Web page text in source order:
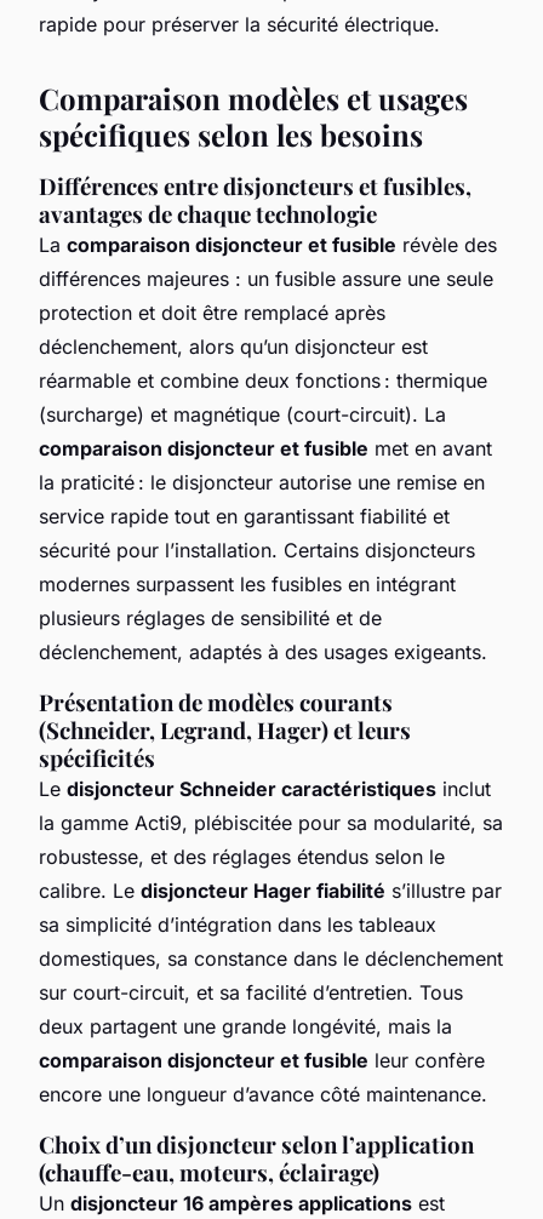
rapide pour préserver la sécurité électrique.
Comparaison modèles et usages
spécifiques selon les besoins
Différences entre disjoncteurs et fusibles,
avantages de chaque technologie
La comparaison disjoncteur et fusible révèle des
différences majeures : un fusible assure une seule
protection et doit être remplacé après
déclenchement, alors qu’un disjoncteur est
réarmable et combine deux fonctions : thermique
(surcharge) et magnétique (court-circuit). La
comparaison disjoncteur et fusible met en avant
la praticité : le disjoncteur autorise une remise en
service rapide tout en garantissant fiabilité et
sécurité pour l’installation. Certains disjoncteurs
modernes surpassent les fusibles en intégrant
plusieurs réglages de sensibilité et de
déclenchement, adaptés à des usages exigeants.
Présentation de modèles courants
(Schneider, Legrand, Hager) et leurs
spécificités
Le disjoncteur Schneider caractéristiques inclut
la gamme Acti9, plébiscitée pour sa modularité, sa
robustesse, et des réglages étendus selon le
calibre. Le disjoncteur Hager fiabilité s’illustre par
sa simplicité d’intégration dans les tableaux
domestiques, sa constance dans le déclenchement
sur court-circuit, et sa facilité d’entretien. Tous
deux partagent une grande longévité, mais la
comparaison disjoncteur et fusible leur confère
encore une longueur d’avance côté maintenance.
Choix d’un disjoncteur selon l’application
(chauffe-eau, moteurs, éclairage)
Un disjoncteur 16 ampères applications est